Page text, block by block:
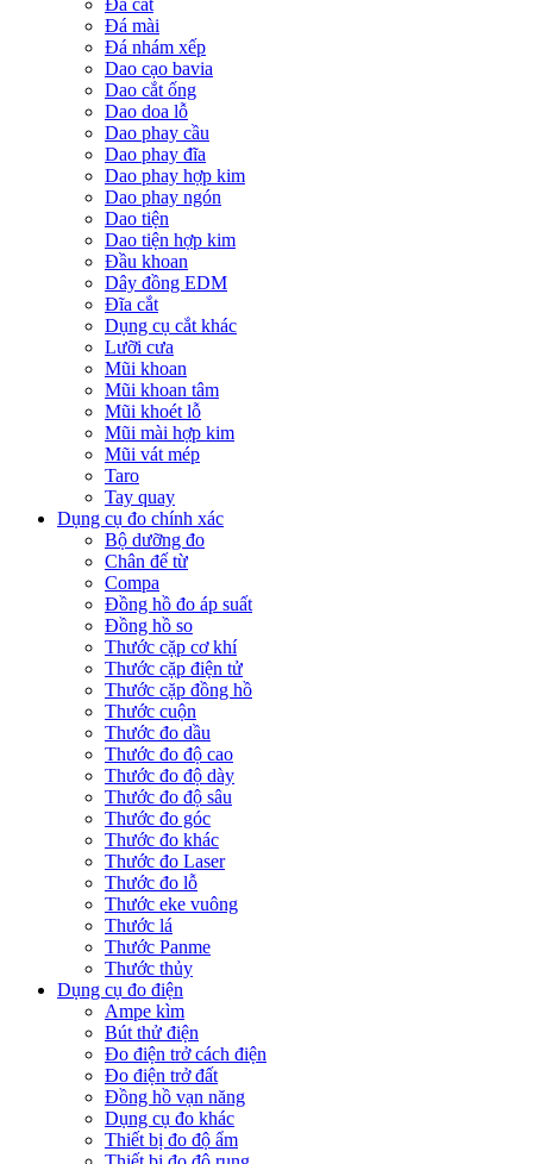
Đá cắt
Đá mài
Đá nhám xếp
Dao cạo bavia
Dao cắt ống
Dao doa lỗ
Dao phay cầu
Dao phay đĩa
Dao phay hợp kim
Dao phay ngón
Dao tiện
Dao tiện hợp kim
Đầu khoan
Dây đồng EDM
Đĩa cắt
Dụng cụ cắt khác
Lưỡi cưa
Mũi khoan
Mũi khoan tâm
Mũi khoét lỗ
Mũi mài hợp kim
Mũi vát mép
Taro
Tay quay
Dụng cụ đo chính xác
Bộ dưỡng đo
Chân đế từ
Compa
Đồng hồ đo áp suất
Đồng hồ so
Thước cặp cơ khí
Thước cặp điện tử
Thước cặp đồng hồ
Thước cuộn
Thước đo dầu
Thước đo độ cao
Thước đo độ dày
Thước đo độ sâu
Thước đo góc
Thước đo khác
Thước đo Laser
Thước đo lỗ
Thước eke vuông
Thước lá
Thước Panme
Thước thủy
Dụng cụ đo điện
Ampe kìm
Bút thử điện
Đo điện trở cách điện
Đo điện trở đất
Đồng hồ vạn năng
Dụng cụ đo khác
Thiết bị đo độ ẩm